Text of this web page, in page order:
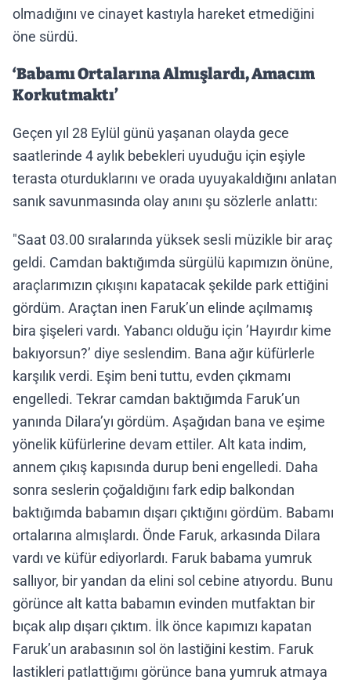
olmadığını ve cinayet kastıyla hareket etmediğini
öne sürdü.
‘Babamı Ortalarına Almışlardı, Amacım
Korkutmaktı’
Geçen yıl 28 Eylül günü yaşanan olayda gece
saatlerinde 4 aylık bebekleri uyuduğu için eşiyle
terasta oturduklarını ve orada uyuyakaldığını anlatan
sanık savunmasında olay anını şu sözlerle anlattı:
"Saat 03.00 sıralarında yüksek sesli müzikle bir araç
geldi. Camdan baktığımda sürgülü kapımızın önüne,
araçlarımızın çıkışını kapatacak şekilde park ettiğini
gördüm. Araçtan inen Faruk’un elinde açılmamış
bira şişeleri vardı. Yabancı olduğu için ’Hayırdır kime
bakıyorsun?’ diye seslendim. Bana ağır küfürlerle
karşılık verdi. Eşim beni tuttu, evden çıkmamı
engelledi. Tekrar camdan baktığımda Faruk’un
yanında Dilara’yı gördüm. Aşağıdan bana ve eşime
yönelik küfürlerine devam ettiler. Alt kata indim,
annem çıkış kapısında durup beni engelledi. Daha
sonra seslerin çoğaldığını fark edip balkondan
baktığımda babamın dışarı çıktığını gördüm. Babamı
ortalarına almışlardı. Önde Faruk, arkasında Dilara
vardı ve küfür ediyorlardı. Faruk babama yumruk
sallıyor, bir yandan da elini sol cebine atıyordu. Bunu
görünce alt katta babamın evinden mutfaktan bir
bıçak alıp dışarı çıktım. İlk önce kapımızı kapatan
Faruk’un arabasının sol ön lastiğini kestim. Faruk
lastikleri patlattığımı görünce bana yumruk atmaya